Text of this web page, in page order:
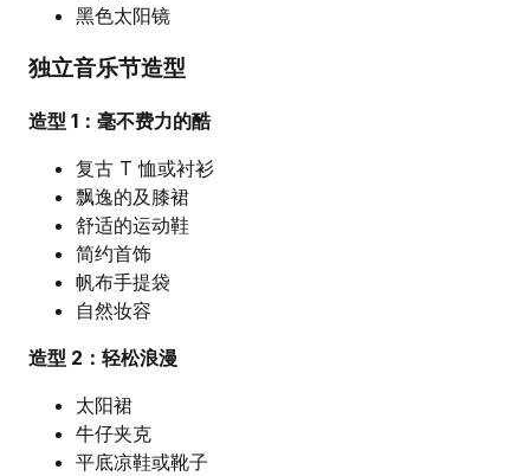
黑色太阳镜
独立音乐节造型
造型 1：毫不费力的酷
复古 T 恤或衬衫
飘逸的及膝裙
舒适的运动鞋
简约首饰
帆布手提袋
自然妆容
造型 2：轻松浪漫
太阳裙
牛仔夹克
平底凉鞋或靴子